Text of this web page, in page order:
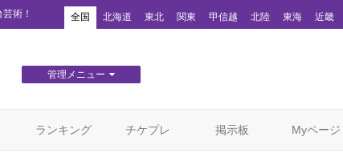
術！ 全国 北海道 東北 関東 甲信越 北陸 東海 近畿
管理メニュー
ランキング チケプレ 掲示板 Myページ